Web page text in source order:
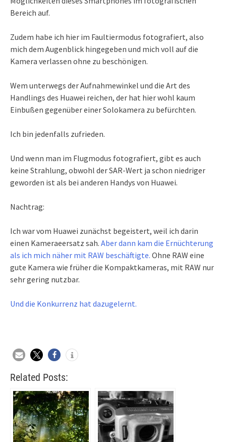
Bereich auf.
Zudem habe ich hier im Faultiermodus fotografiert, also
mich dem Augenblick hingegeben und mich voll auf die
Kamera verlassen ohne zu beschönigen.
Wem unterwegs der Aufnahmewinkel und die Art des
Handlings des Huawei reichen, der hat hier wohl kaum
Einbußen gegenüber einer Solokamera zu befürchten.
Ich bin jedenfalls zufrieden.
Und wenn man im Flugmodus fotografiert, gibt es auch
keine Strahlung, obwohl der SAR-Wert ja schon niedriger
geworden ist als bei anderen Handys von Huawei.
Nachtrag:
Ich war vom Huawei zunächst begeistert, weil ich darin
einen Kameraeersatz sah. Aber dann kam die Ernüchterung
als ich mich näher mit RAW beschäftigte. Ohne RAW eine
gute Kamera wie früher die Kompaktkameras, mit RAW nur
sehr gering nutzbar.
Und die Konkurrenz hat dazugelernt.
Related Posts: